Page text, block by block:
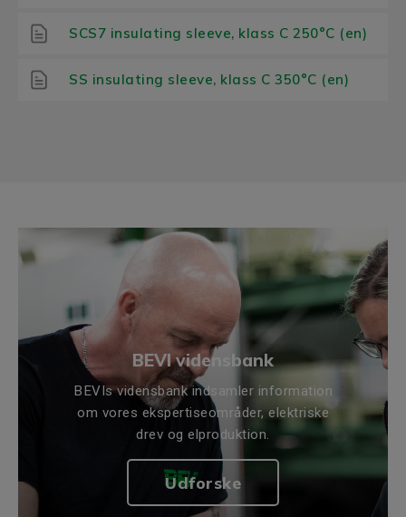
SCS7 insulating sleeve, klass C 250°C (en)
SS insulating sleeve, klass C 350°C (en)
BEVI vidensbank
BEVIs vidensbank indsamler information
om vores ekspertiseområder, elektriske
drev og elproduktion.
Udforske